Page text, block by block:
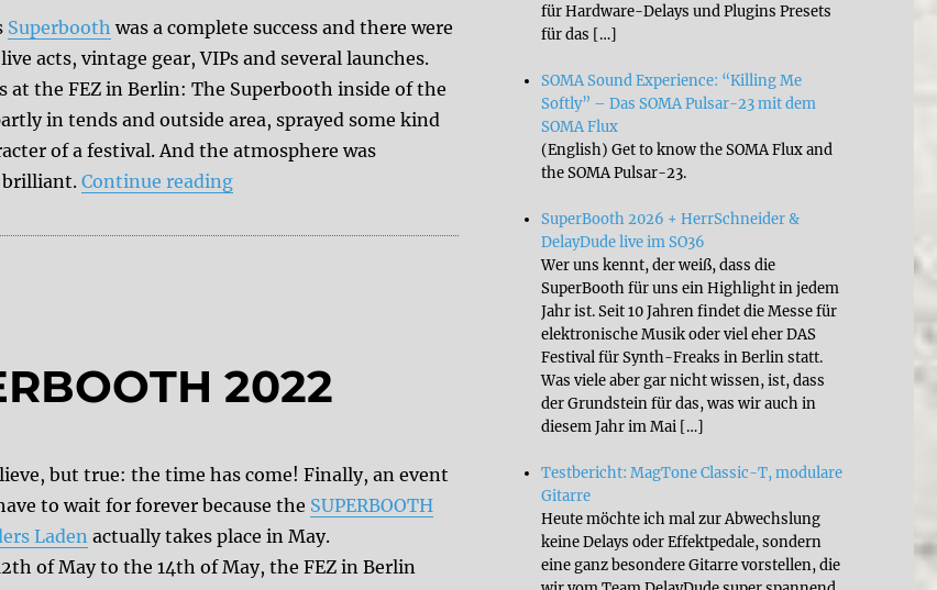
Superbooth was a complete success and there were
acts, vintage gear, VIPs and several launches.
at the FEZ in Berlin: The Superbooth inside of the
in tends and outside area, sprayed some kind
of a festival. And the atmosphere was
brilliant.Continue reading“Superbooth 2022 – A review”
2022
but true: the time has come! Finally, an event
to wait for forever because the SUPERBOOTH
Laden actually takes place in May.
of May to the 14th of May, the FEZ in Berlin
für Hardware-Delays und Plugins Presets
für das […]
SOMA Sound Experience: “Killing Me
Softly” – Das SOMA Pulsar-23 mit dem
SOMA Flux
(English) Get to know the SOMA Flux and
the SOMA Pulsar-23.
SuperBooth 2026 + HerrSchneider &
DelayDude live im SO36
Wer uns kennt, der weiß, dass die
SuperBooth für uns ein Highlight in jedem
Jahr ist. Seit 10 Jahren findet die Messe für
elektronische Musik oder viel eher DAS
Festival für Synth-Freaks in Berlin statt.
Was viele aber gar nicht wissen, ist, dass
der Grundstein für das, was wir auch in
diesem Jahr im Mai […]
Testbericht: MagTone Classic-T, modulare
Gitarre
Heute möchte ich mal zur Abwechslung
keine Delays oder Effektpedale, sondern
eine ganz besondere Gitarre vorstellen, die